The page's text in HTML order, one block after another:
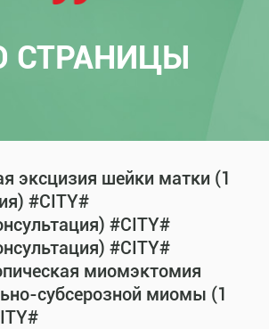
СТРАНИЦЫ
эксцизия шейки матки (1
#CITY#
#CITY#
#CITY#
миомэктомия
субсерозной миомы (1